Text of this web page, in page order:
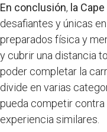
En conclusión, la
desafiantes y únicas
preparados física y
y cubrir una distancia
poder completar la
divide en varias
pueda competir
experiencia similares.